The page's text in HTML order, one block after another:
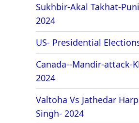
Sukhbir-Akal Takhat-
2024
US- Presidential
Canada--Mandir-attack-
2024
Valtoha Vs Jathedar
Singh- 2024